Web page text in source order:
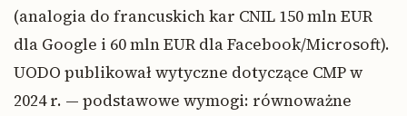
(analogia do francuskich kar CNIL 150 mln EUR
dla Google i 60 mln EUR dla Facebook/Microsoft).
UODO publikował wytyczne dotyczące CMP w
2024 r. — podstawowe wymogi: równoważne